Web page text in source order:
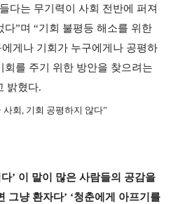
다는 무기력이 사회 전반에 퍼져
”며 “기회 불평등 해소를 위한
게나 기회가 누구에게나 공평하
회를 주기 위한 방안을 찾으려는
밝혔다.
회, 기회 공평하지 않다”
’ 이 말이 많은 사람들의 공감을
그냥 환자다’ ‘청춘에게 아프기를